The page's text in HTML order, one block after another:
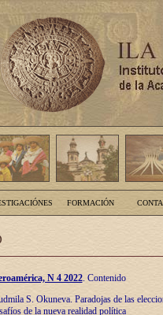
FORMACIÓN
N 4 2022. Contenido
S. Okuneva. Paradojas de las
de la nueva realidad política